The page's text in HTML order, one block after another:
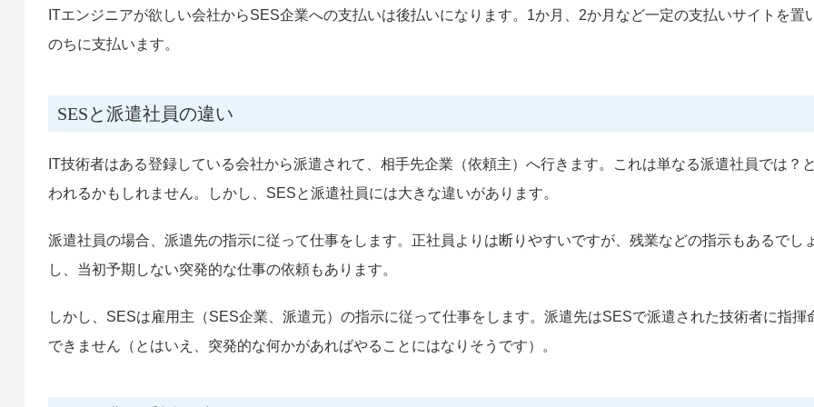
ITエンジニアが欲しい会社からSES企業への支払いは後払いになります。1か月、2か月など一定の支払いサイトを置
のちに支払います。
SESと派遣社員の違い
IT技術者はある登録している会社から派遣されて、相手先企業（依頼主）へ行きます。これは単なる派遣社員では？
われるかもしれません。しかし、SESと派遣社員には大きな違いがあります。
派遣社員の場合、派遣先の指示に従って仕事をします。正社員よりは断りやすいですが、残業などの指示もあるでし
し、当初予期しない突発的な仕事の依頼もあります。
しかし、SESは雇用主（SES企業、派遣元）の指示に従って仕事をします。派遣先はSESで派遣された技術者に指揮
できません（とはいえ、突発的な何かがあればやることにはなりそうです）。